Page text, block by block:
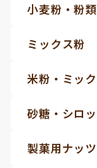
小麦粉・粉類
ミックス粉
米粉・ミッ
砂糖・シロ
製菓用ナッツ